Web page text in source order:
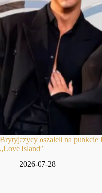
Brytyjczycy oszaleli na punkcie
„Love Island”
2026-07-28